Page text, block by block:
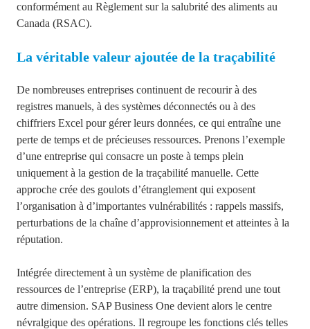
conformément au Règlement sur la salubrité des aliments au
Canada (RSAC).
La véritable valeur ajoutée de la traçabilité
De nombreuses entreprises continuent de recourir à des
registres manuels, à des systèmes déconnectés ou à des
chiffriers Excel pour gérer leurs données, ce qui entraîne une
perte de temps et de précieuses ressources. Prenons l’exemple
d’une entreprise qui consacre un poste à temps plein
uniquement à la gestion de la traçabilité manuelle. Cette
approche crée des goulots d’étranglement qui exposent
l’organisation à d’importantes vulnérabilités : rappels massifs,
perturbations de la chaîne d’approvisionnement et atteintes à la
réputation.
Intégrée directement à un système de planification des
ressources de l’entreprise (ERP), la traçabilité prend une tout
autre dimension. SAP Business One devient alors le centre
névralgique des opérations. Il regroupe les fonctions clés telles